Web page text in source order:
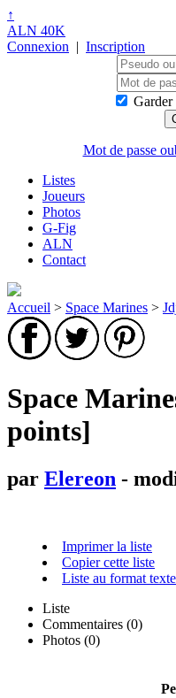
↑
ALN 40K
Connexion | Inscription
Garder
Mot de passe
Listes
Joueurs
Photos
G-Fig
ALN
Contact
Accueil > Space Marines >
Space
points]
par Elereon -
Imprimer la liste
Copier cette liste
Liste au format texte
Liste
Commentaires (0)
Photos (0)